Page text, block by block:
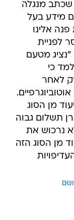
מנגלה
מידע בעל
אלינו
לפניית
מטעם
בדק את האוסף ביוני 2010 ולמד כי
לאחר
מן הסוג
תשלום גבוה
נרכוש את
מן הסוג הזה
ושם